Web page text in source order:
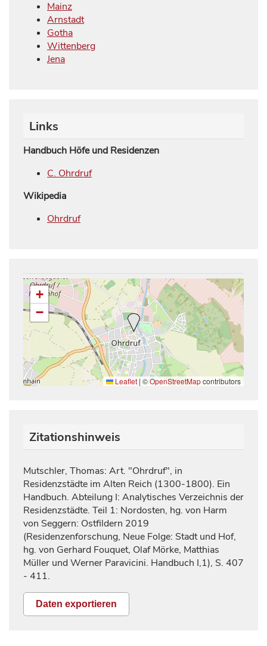
Mainz
Arnstadt
Gotha
Wittenberg
Jena
Links
Handbuch Höfe und Residenzen
C. Ohrdruf
Wikipedia
Ohrdruf
+
−
Leaflet | ©OpenStreetMapcontributors
Zitationshinweis
Mutschler, Thomas: Art. "Ohrdruf", in
Residenzstädte im Alten Reich (1300-1800). Ein
Handbuch. Abteilung I: Analytisches Verzeichnis der
Residenzstädte. Teil 1: Nordosten, hg. von Harm
von Seggern: Ostfildern 2019
(Residenzenforschung, Neue Folge: Stadt und Hof,
hg. von Gerhard Fouquet, Olaf Mörke, Matthias
Müller und Werner Paravicini. Handbuch I,1), S. 407
- 411.
Daten exportieren